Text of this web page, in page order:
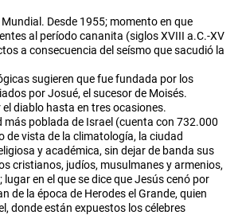
Desde 1955; momento en que
al período cananita (siglos XVIII a.C.-XV
a consecuencia del seísmo que sacudió la
sugieren que fue fundada por los
por Josué, el sucesor de Moisés.
diablo hasta en tres ocasiones.
poblada de Israel (cuenta con 732.000
vista de la climatología, la ciudad
y académica, sin dejar de banda sus
cristianos, judíos, musulmanes y armenios,
en el que se dice que Jesús cenó por
de la época de Herodes el Grande, quien
donde están expuestos los célebres